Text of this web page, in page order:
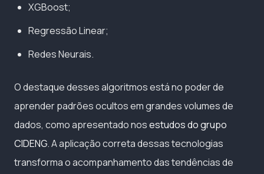
XGBoost;
Regressão Linear;
Redes Neurais.
O destaque desses algoritmos está no poder de
aprender padrões ocultos em grandes volumes de
dados, como apresentado nosestudos do grupo
CIDENG. A aplicação correta dessas tecnologias
transforma o acompanhamento das tendências de